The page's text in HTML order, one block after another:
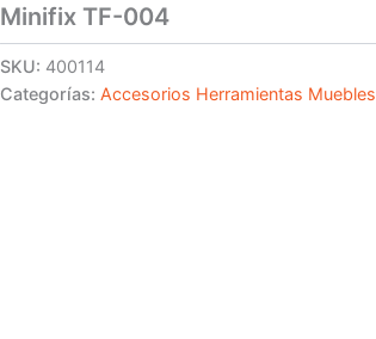
Minifix TF-004
SKU: 400114
Categorías: Accesorios Herramientas Muebles